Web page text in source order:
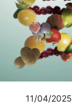
11/04/2025